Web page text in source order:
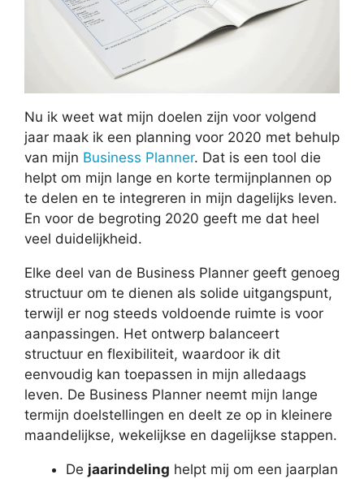
Nu ik weet wat mijn doelen zijn voor volgend
jaar maak ik een planning voor 2020 met behulp
van mijn Business Planner. Dat is een tool die
helpt om mijn lange en korte termijnplannen op
te delen en te integreren in mijn dagelijks leven.
En voor de begroting 2020 geeft me dat heel
veel duidelijkheid.
Elke deel van de Business Planner geeft genoeg
structuur om te dienen als solide uitgangspunt,
terwijl er nog steeds voldoende ruimte is voor
aanpassingen. Het ontwerp balanceert
structuur en flexibiliteit, waardoor ik dit
eenvoudig kan toepassen in mijn alledaags
leven. De Business Planner neemt mijn lange
termijn doelstellingen en deelt ze op in kleinere
maandelijkse, wekelijkse en dagelijkse stappen.
De jaarindeling helpt mij om een jaarplan